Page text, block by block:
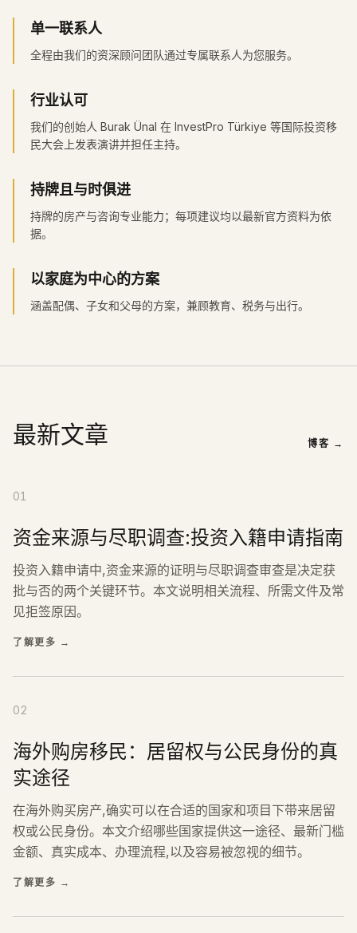
单一联系人
全程由我们的资深顾问团队通过专属联系人为您服务。
行业认可
我们的创始人 Burak Ünal 在 InvestPro Türkiye 等国际投资移
民大会上发表演讲并担任主持。
持牌且与时俱进
持牌的房产与咨询专业能力；每项建议均以最新官方资料为依
据。
以家庭为中心的方案
涵盖配偶、子女和父母的方案，兼顾教育、税务与出行。
最新文章 博客 →
01
资金来源与尽职调查:投资入籍申请指南
投资入籍申请中,资金来源的证明与尽职调查审查是决定获
批与否的两个关键环节。本文说明相关流程、所需文件及常
见拒签原因。
了解更多 →
02
海外购房移民：居留权与公民身份的真
实途径
在海外购买房产,确实可以在合适的国家和项目下带来居留
权或公民身份。本文介绍哪些国家提供这一途径、最新门槛
金额、真实成本、办理流程,以及容易被忽视的细节。
了解更多 →